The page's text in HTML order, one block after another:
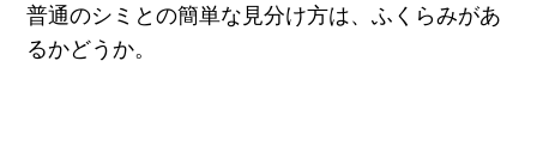
普通のシミとの簡単な見分け方は、ふくらみがあ
るかどうか。